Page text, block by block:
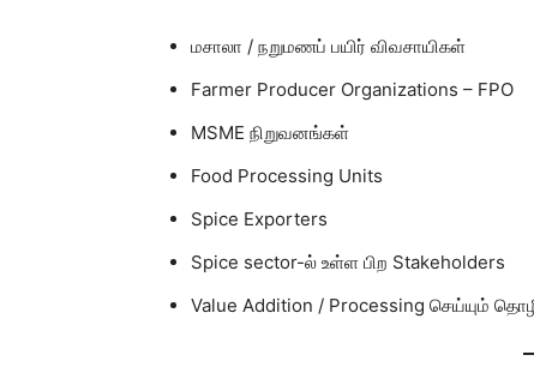
மசாலா / நறுமணப் பயிர் விவசாயிகள்
Farmer Producer Organizations – FPO
MSME நிறுவனங்கள்
Food Processing Units
Spice Exporters
Spice sector-ல் உள்ள பிற Stakeholders
Value Addition / Processing செய்யும்